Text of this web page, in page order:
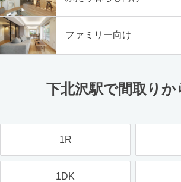
ファミリー向け
下北沢駅で間取りか
1R
1DK